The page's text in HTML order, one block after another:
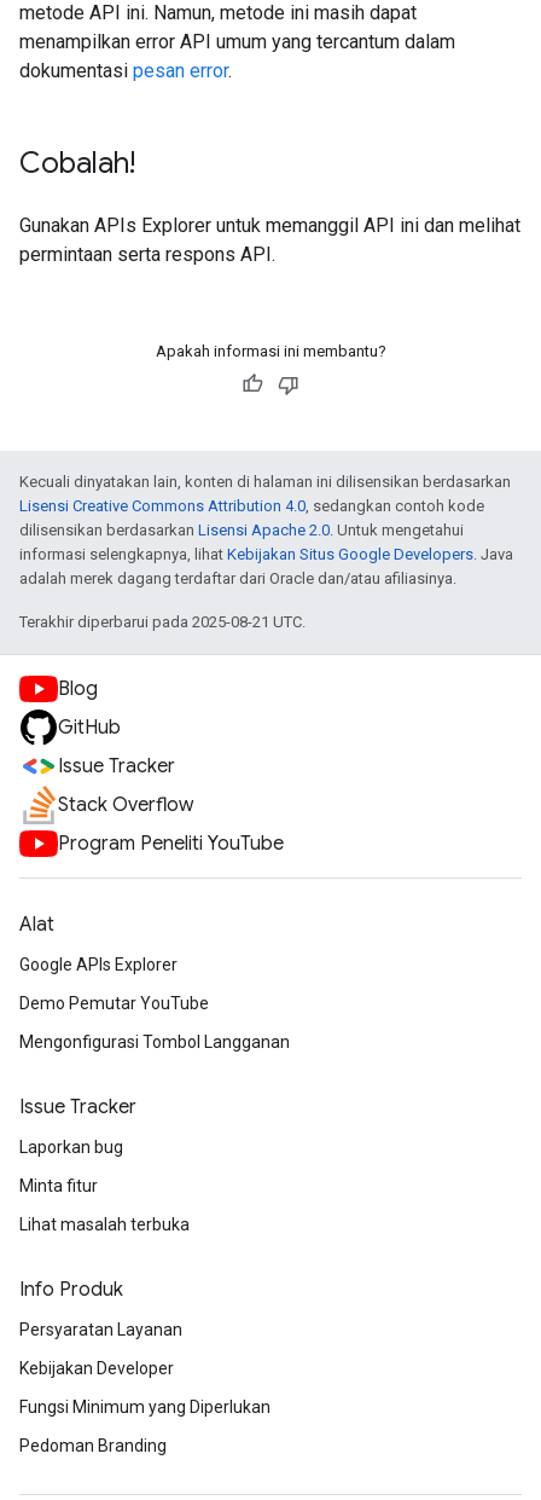
metode API ini. Namun, metode ini masih dapat
menampilkan error API umum yang tercantum dalam
dokumentasi pesan error.
Cobalah!
Gunakan APIs Explorer untuk memanggil API ini dan melihat
permintaan serta respons API.
Apakah informasi ini membantu?
Kecuali dinyatakan lain, konten di halaman ini dilisensikan berdasarkan
Lisensi Creative Commons Attribution 4.0, sedangkan contoh kode
dilisensikan berdasarkan Lisensi Apache 2.0. Untuk mengetahui
informasi selengkapnya, lihat Kebijakan Situs Google Developers. Java
adalah merek dagang terdaftar dari Oracle dan/atau afiliasinya.
Terakhir diperbarui pada 2025-08-21 UTC.
Blog
GitHub
Issue Tracker
Stack Overflow
Program Peneliti YouTube
Alat
Google APIs Explorer
Demo Pemutar YouTube
Mengonfigurasi Tombol Langganan
Issue Tracker
Laporkan bug
Minta fitur
Lihat masalah terbuka
Info Produk
Persyaratan Layanan
Kebijakan Developer
Fungsi Minimum yang Diperlukan
Pedoman Branding